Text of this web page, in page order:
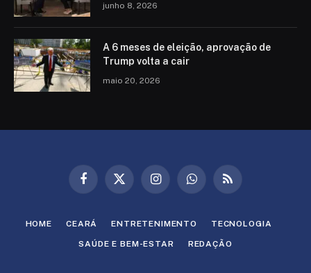
junho 8, 2026
A 6 meses de eleição, aprovação de
Trump volta a cair
maio 20, 2026
Facebook
X
InstagramWhatsAppRSS
HOME CEARÁ ENTRETENIMENTO TECNOLOGIA
SAÚDE E BEM-ESTAR REDAÇÃO